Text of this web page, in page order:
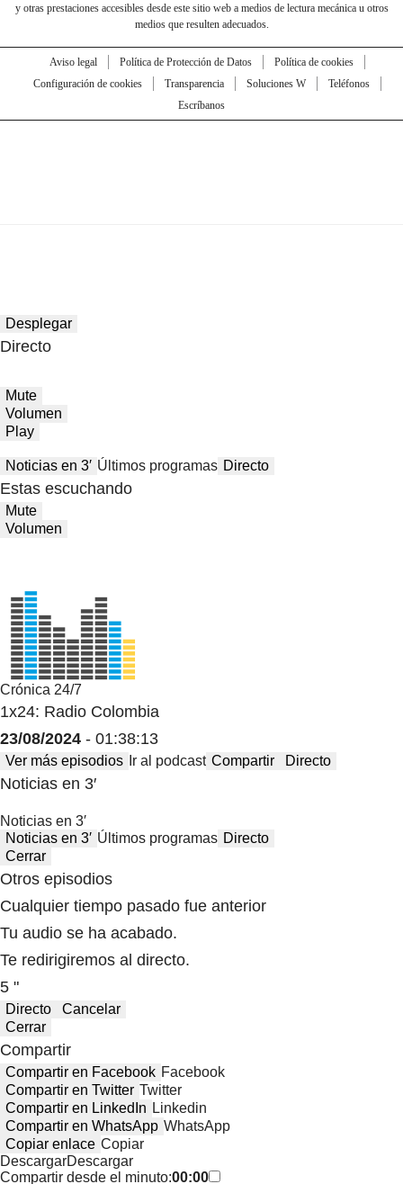
y otras prestaciones accesibles desde este sitio web a medios de lectura mecánica u otros
medios que resulten adecuados.
Aviso legal Política de Protección de Datos
Política de cookies
Configuración de cookies
Transparencia Soluciones W
Teléfonos
Escríbanos
Desplegar
Directo
Mute
Volumen
Play
Noticias en 3′ Últimos programas Directo
Estas escuchando
Mute
Volumen
Crónica 24/7
1x24: Radio Colombia
23/08/2024 - 01:38:13
Ver más episodios Ir al podcast Compartir Directo
Noticias en 3′
Noticias en 3′
Noticias en 3′ Últimos programas Directo
Cerrar
Otros episodios
Cualquier tiempo pasado fue anterior
Tu audio se ha acabado.
Te redirigiremos al directo.
5 "
Directo
Cancelar
Cerrar
Compartir
Compartir en Facebook Facebook
Compartir en Twitter Twitter
Compartir en LinkedIn Linkedin
Compartir en WhatsApp WhatsApp
Copiar enlace Copiar
DescargarDescargar
Compartir desde el minuto:00:00